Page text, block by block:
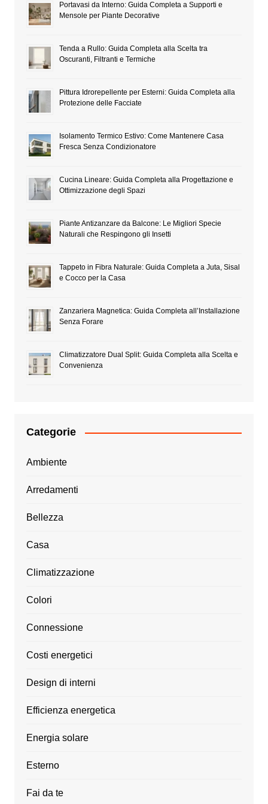
Portavasi da Interno: Guida Completa a Supporti e
Mensole per Piante Decorative
Tenda a Rullo: Guida Completa alla Scelta tra
Oscuranti, Filtranti e Termiche
Pittura Idrorepellente per Esterni: Guida Completa alla
Protezione delle Facciate
Isolamento Termico Estivo: Come Mantenere Casa
Fresca Senza Condizionatore
Cucina Lineare: Guida Completa alla Progettazione e
Ottimizzazione degli Spazi
Piante Antizanzare da Balcone: Le Migliori Specie
Naturali che Respingono gli Insetti
Tappeto in Fibra Naturale: Guida Completa a Juta, Sisal
e Cocco per la Casa
Zanzariera Magnetica: Guida Completa all’Installazione
Senza Forare
Climatizzatore Dual Split: Guida Completa alla Scelta e
Convenienza
Categorie
Ambiente
Arredamenti
Bellezza
Casa
Climatizzazione
Colori
Connessione
Costi energetici
Design di interni
Efficienza energetica
Energia solare
Esterno
Fai da te